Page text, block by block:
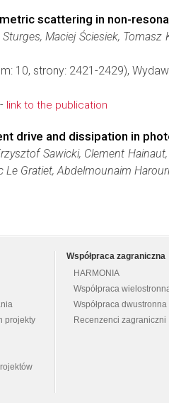
scattering in non-
Maciej Ściesiek,
10, strony: 2421-2429),
link to the publication
drive and dissipation in
Sawicki, Clement
Le Gratiet, Abdelmounaim
projekty
Współpraca zagraniczna
HARMONIA
Współpraca
Współpraca dwustronna
Recenzenci zagraniczni